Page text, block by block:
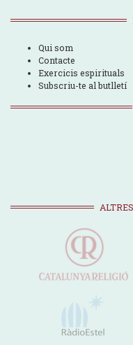
Qui som
Contacte
Exercicis espirituals
Subscriu-te al butlletí